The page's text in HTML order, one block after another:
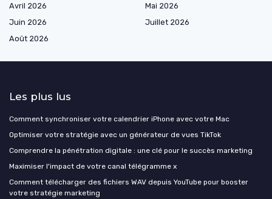
Avril 2026
Mai 2026
Juin 2026
Juillet 2026
Août 2026
Les plus lus
Comment synchroniser votre calendrier iPhone avec votre Mac
Optimiser votre stratégie avec un générateur de vues TikTok
Comprendre la pénétration digitale : une clé pour le succès marketing
Maximiser l'impact de votre canal télégramme x
Comment télécharger des fichiers WAV depuis YouTube pour booster
votre stratégie marketing